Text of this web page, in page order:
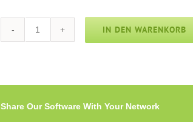
Helpsuite
v2
IN DEN WARENKORB
Share Our Software With Your Network